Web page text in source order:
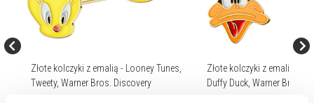
Złote kolczyki z emalią - Looney Tunes,
Tweety, Warner Bros. Discovery
Złote kolczyki z emalią -
Duffy Duck, Warner Bros.